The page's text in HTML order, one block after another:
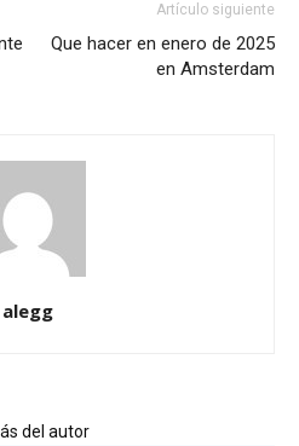
Artículo siguiente
Que hacer en enero de 2025
en Amsterdam
alegg
del autor